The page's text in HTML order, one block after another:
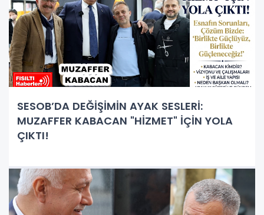
SESOB’DA DEĞİŞİMİN AYAK SESLERİ:
MUZAFFER KABACAN "HİZMET" İÇİN YOLA
ÇIKTI!